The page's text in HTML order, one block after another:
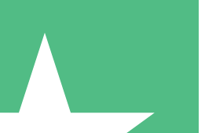
10 Nedladdningar
20 00